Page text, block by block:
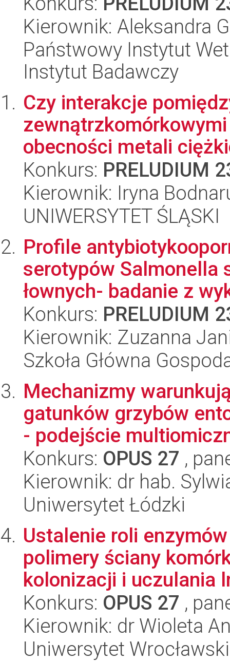
Kierownik: Aleksandra
Państwowy Instytut
Instytut Badawczy
Czy interakcje
obecności metali
Konkurs: PRELUDIUM
Kierownik: Iryna
UNIWERSYTET ŚLĄSKI
Profile
serotypów Salmonella
łownych- badanie z
Konkurs: PRELUDIUM
Kierownik: Zuzanna
Szkoła Główna
Mechanizmy
gatunków grzybów
- podejście
Konkurs: OPUS 27 ,
Kierownik: dr hab.
Uniwersytet Łódzki
Ustalenie roli
polimery ściany
kolonizacji i uczulania
Konkurs: OPUS 27 ,
Kierownik: dr Wioleta
Uniwersytet Wrocławski